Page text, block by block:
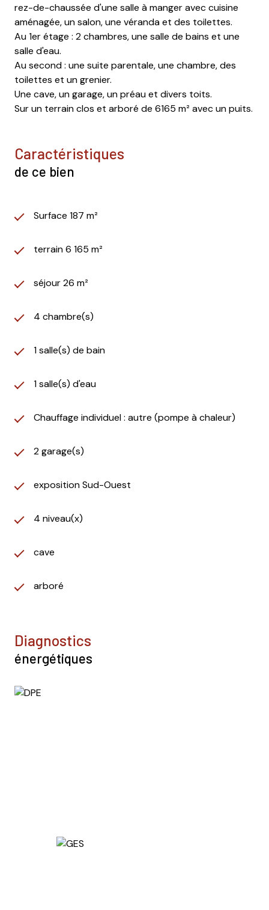
rez-de-chaussée d'une salle à manger avec cuisine
aménagée, un salon, une véranda et des toilettes.
Au 1er étage : 2 chambres, une salle de bains et une
salle d'eau.
Au second : une suite parentale, une chambre, des
toilettes et un grenier.
Une cave, un garage, un préau et divers toits.
Sur un terrain clos et arboré de 6165 m² avec un puits.
caractéristiques
de ce bien
Surface 187 m²
terrain 6 165 m²
séjour 26 m²
4 chambre(s)
1 salle(s) de bain
1 salle(s) d'eau
Chauffage individuel : autre (pompe à chaleur)
2 garage(s)
exposition Sud-Ouest
4 niveau(x)
cave
arboré
diagnostics
énergétiques